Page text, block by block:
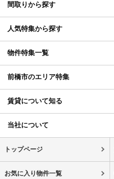
間取りから探す
人気特集から探す
物件特集一覧
前橋市のエリア特集
賃貸について知る
当社について
トップページ
お気に入り物件一覧